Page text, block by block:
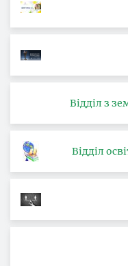
Відділ з
Відділ